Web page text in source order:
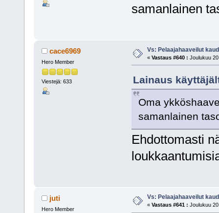
samanlainen
cace6969
Hero Member
Viestejä: 633
Vs: Pelaajahaaveilut
« Vastaus #640 : Joulukuu
Lainaus
Oma
samanlainen
Ehdottomasti
juti
Hero Member
Vs: Pelaajahaaveilut
« Vastaus #641 : Joulukuu